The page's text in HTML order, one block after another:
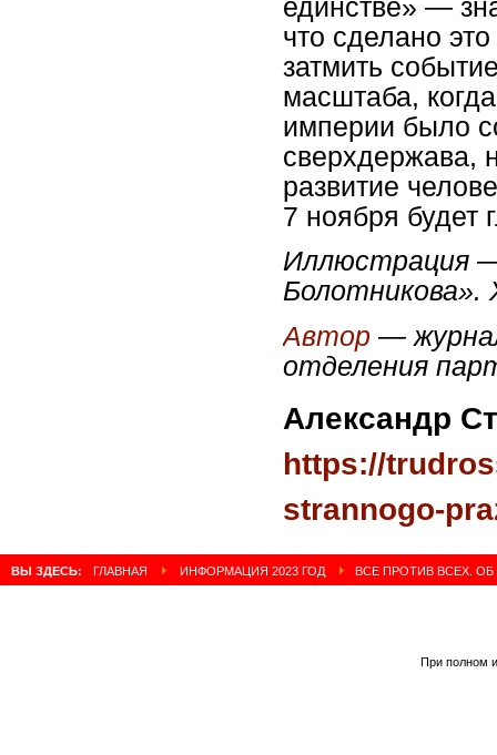
единстве» —
что сделано
затмить
масштаба,
империи было
сверхдержава,
развитие
7 ноября будет
Иллюстрация
Болотникова».
Автор —
отделения
Александр
https://
strannogo-
ВЫ ЗДЕСЬ: ГЛАВНАЯ ИНФОРМАЦИЯ 2023 ГОД ВСЕ ПРОТИВ ВСЕХ.
При полном